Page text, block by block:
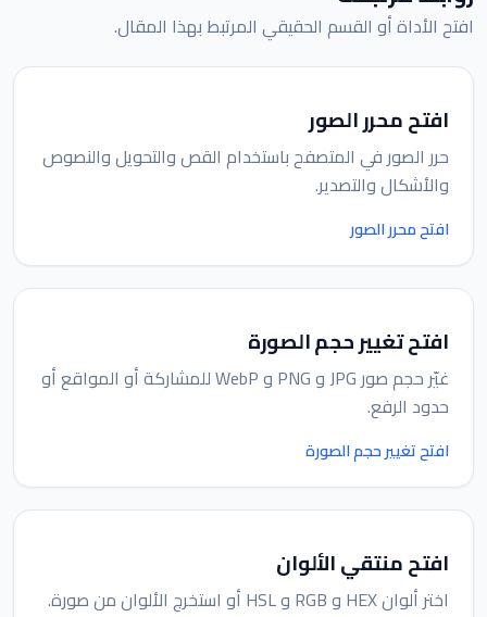
افتح الأداة أو القسم الحقيقي المرتبط بهذا المقال.
افتح محرر الصور
حرر الصور في المتصفح باستخدام القص والتحويل والنصوص
والأشكال والتصدير.
افتح محرر الصور
افتح تغيير حجم الصورة
غيّر حجم صور JPG و PNG و WebP للمشاركة أو المواقع أو
حدود الرفع.
افتح تغيير حجم الصورة
افتح منتقي الألوان
اختر ألوان HEX و RGB و HSL أو استخرج الألوان من صورة.